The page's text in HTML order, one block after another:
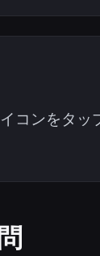
コンをタ